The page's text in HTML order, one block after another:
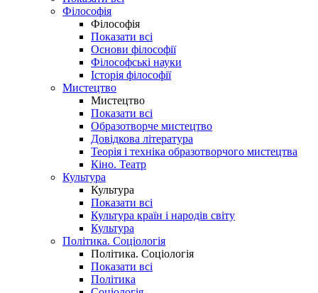
Філософія
Філософія
Показати всі
Основи філософії
Філософські науки
Історія філософії
Мистецтво
Мистецтво
Показати всі
Образотворче мистецтво
Довідкова література
Теорія і техніка образотворчого мистецтва
Кіно. Театр
Культура
Культура
Показати всі
Культура країн і народів світу
Культура
Політика. Соціологія
Політика. Соціологія
Показати всі
Політика